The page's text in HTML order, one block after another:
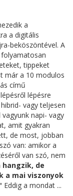
a
a digitális
beköszöntével. A
tippeket
már a 10 modulos
című
lépésre
vagy teljesen
napi- vagy
amit gyakran
de most, jobban
van: amikor a
van szó, nem
hangzik, de
a mai viszonyok
Eddig a mondat ...